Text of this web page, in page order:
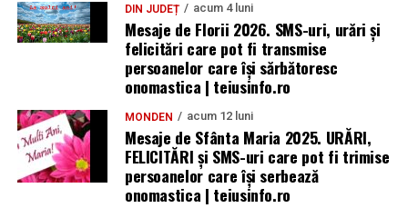
DIN JUDEȚ acum 4 luni
Mesaje de Florii 2026. SMS-uri, urări și
felicitări care pot fi transmise
persoanelor care îşi sărbătoresc
onomastica | teiusinfo.ro
MONDEN acum 12 luni
Mesaje de Sfânta Maria 2025. URĂRI,
FELICITĂRI și SMS-uri care pot fi trimise
persoanelor care își serbează
onomastica | teiusinfo.ro